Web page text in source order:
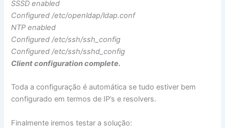
SSSD enabled
Configured /etc/openldap/ldap.conf
NTP enabled
Configured /etc/ssh/ssh_config
Configured /etc/ssh/sshd_config
Client configuration complete.
Toda a configuração é automática se tudo estiver bem
configurado em termos de IP’s e resolvers.
Finalmente iremos testar a solução: